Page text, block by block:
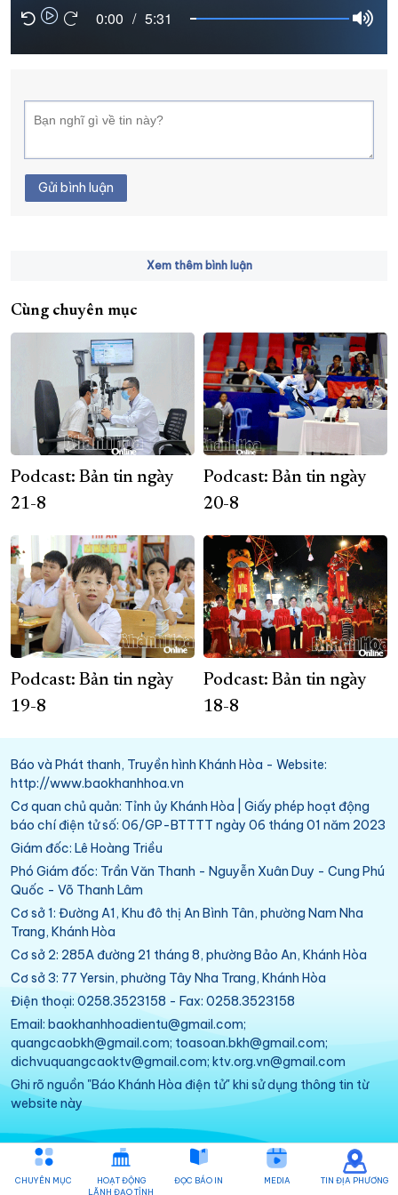
XÂY DỰNG KHÁNH HÒA TRỞ THÀNH THÀNH PHỐ TRỰC THUỘC
ĐẠI HỘI ĐẢNG CÁC CẤP TRANG CHỦ VỀ BÁO KHÁNH HÒA
0:00 / 5:31
Gửi bình luận
Xem thêm bình luận
Cùng chuyên mục
Podcast: Bản tin ngày
21-8
Podcast: Bản tin ngày
20-8
Podcast: Bản tin ngày
19-8
Podcast: Bản tin ngày
18-8
Báo và Phát thanh, Truyền hình Khánh Hòa - Website:
http://www.baokhanhhoa.vn
Cơ quan chủ quản: Tỉnh ủy Khánh Hòa | Giấy phép hoạt động
báo chí điện tử số: 06/GP-BTTTT ngày 06 tháng 01 năm 2023
Giám đốc: Lê Hoàng Triều
Phó Giám đốc: Trần Văn Thanh - Nguyễn Xuân Duy - Cung Phú
Quốc - Võ Thanh Lâm
Cơ sở 1: Đường A1, Khu đô thị An Bình Tân, phường Nam Nha
Trang, Khánh Hòa
Cơ sở 2: 285A đường 21 tháng 8, phường Bảo An, Khánh Hòa
Cơ sở 3: 77 Yersin, phường Tây Nha Trang, Khánh Hòa
Điện thoại: 0258.3523158 - Fax: 0258.3523158
Email: baokhanhhoadientu@gmail.com;
quangcaobkh@gmail.com; toasoan.bkh@gmail.com;
dichvuquangcaoktv@gmail.com; ktv.org.vn@gmail.com
Ghi rõ nguồn "Báo Khánh Hòa điện tử" khi sử dụng thông tin từ
website này
CHUYÊN MỤC
HOẠT ĐỘNG
LÃNH ĐẠO TỈNH
ĐỌC BÁO IN MEDIA TIN ĐỊA PHƯƠNG